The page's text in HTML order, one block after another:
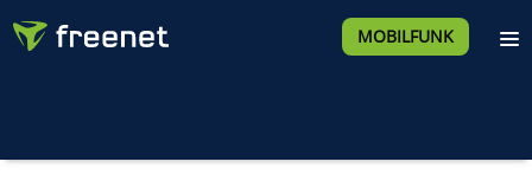
MOBILFUNK